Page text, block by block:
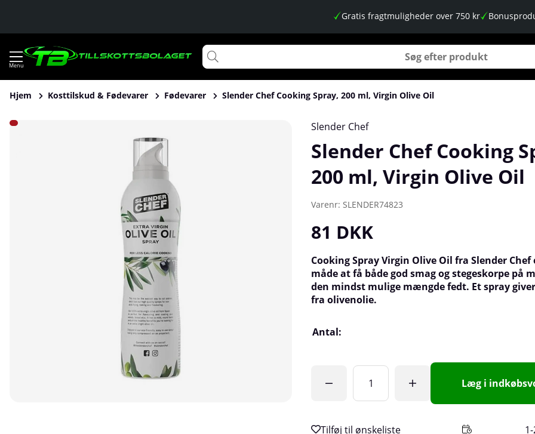
Gratis fragtmuligheder over 750 kr
Hjem Kosttilskud & Fødevarer Fødevarer Slender Chef Cooking Spray, 200 ml, Virgin Olive Oil
Produktbilleder Slender Chef Cooking Spray, 200 ml, Virgin Olive Oil Slender Chef
Slender Chef Cooking
200 ml, Virgin Olive Oil
Varenr: SLENDER74823
81 DKK
Cooking Spray Virgin Olive Oil fra Slender Chef
måde at få både god smag og stegeskorpe på
den mindst mulige mængde fedt. Et spray
fra olivenolie.
Antal:
Læg i